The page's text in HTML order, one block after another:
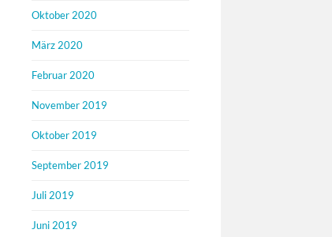
Oktober 2020
März 2020
Februar 2020
November 2019
Oktober 2019
September 2019
Juli 2019
Juni 2019